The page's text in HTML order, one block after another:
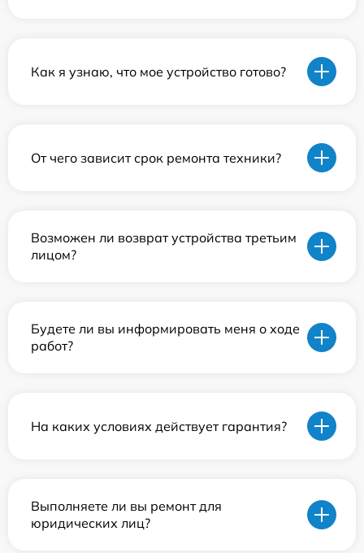
Как я узнаю, что мое устройство готово?
От чего зависит срок ремонта техники?
Возможен ли возврат устройства третьим
лицом?
Будете ли вы информировать меня о ходе
работ?
На каких условиях действует гарантия?
Выполняете ли вы ремонт для
юридических лиц?